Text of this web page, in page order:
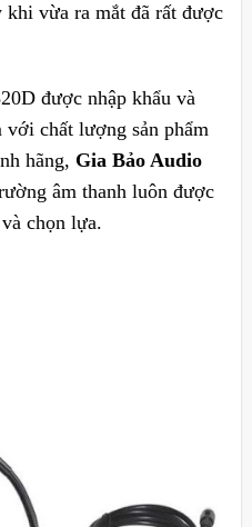
vừa ra mắt đã rất được
được nhập khẩu và
chất lượng sản phẩm
hãng, Gia Bảo Audio
âm thanh luôn được
chọn lựa.